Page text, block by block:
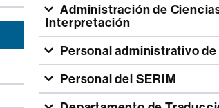
Administración de Ciencias de la Educación y de Traducción e
Interpretación
Personal administrativo
Personal del SERIM